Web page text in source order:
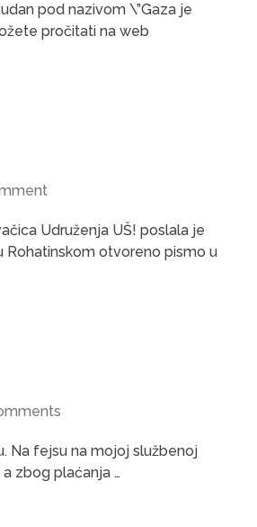
pod nazivom \”Gaza je
pročitati na web
Udruženja UŠ! poslala je
Rohatinskom otvoreno pismo u
Na fejsu na mojoj službenoj
zbog plaćanja …